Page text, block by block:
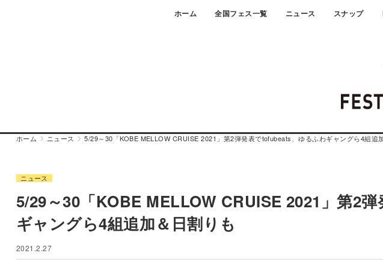
ホーム 全国フェス一覧 ニュース スナップ
ホーム ニュース 5/29～30「KOBE MELLOW CRUISE 2021」第2弾発表でtofubeats、ゆるふわギャングら4組追
ニュース
5/29～30「KOBE MELLOW CRUISE 2021」第2
ギャングら4組追加＆日割りも
2021.2.27